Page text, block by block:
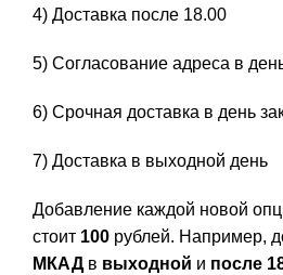
4) Доставка после 18.00
5) Согласование адреса в
6) Срочная доставка в день
7) Доставка в выходной день
Добавление каждой новой
стоит 100 рублей. Например,
МКАДв выходной и после